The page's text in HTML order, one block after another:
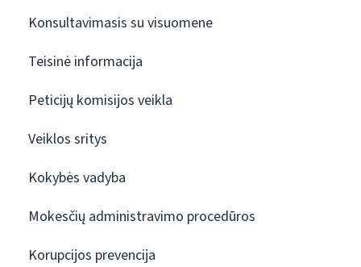
Konsultavimasis su visuomene
Teisinė informacija
Peticijų komisijos veikla
Veiklos sritys
Kokybės vadyba
Mokesčių administravimo procedūros
Korupcijos prevencija